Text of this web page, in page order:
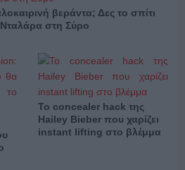
βεράντα; Δες το σπίτι
στη Σύρο
Το concealer hack της
Hailey Bieber που χαρίζει
instant lifting στο βλέμμα